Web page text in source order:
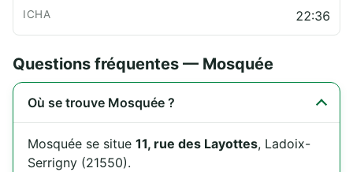
22:36
Questions fréquentes — Mosquée
Où se trouve Mosquée ?
Mosquée se situe 11, rue des Layottes, Ladoix-
Serrigny (21550).